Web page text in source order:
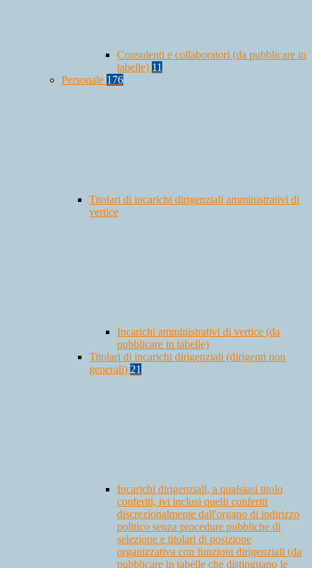
Consulenti e collaboratori (da pubblicare in
tabelle) 11
Personale 176
Titolari di incarichi dirigenziali amministrativi di
vertice
Incarichi amministrativi di vertice (da
pubblicare in tabelle)
Titolari di incarichi dirigenziali (dirigenti non
generali) 21
Incarichi dirigenziali, a qualsiasi titolo
conferiti, ivi inclusi quelli conferiti
discrezionalmente dall'organo di indirizzo
politico senza procedure pubbliche di
selezione e titolari di posizione
organizzativa con funzioni dirigenziali (da
pubblicare in tabelle che distinguano le